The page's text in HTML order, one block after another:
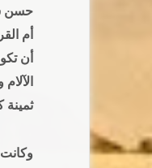
أم
أن